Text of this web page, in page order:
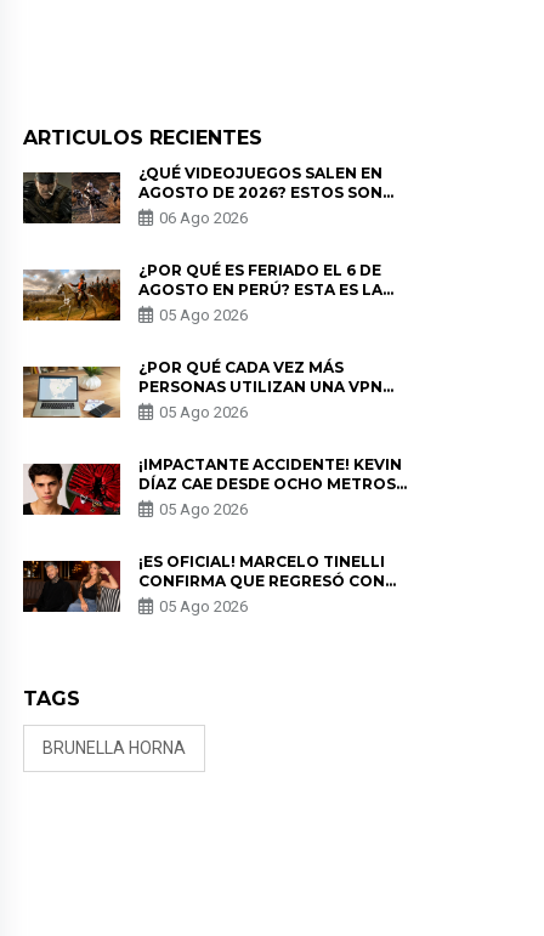
ARTICULOS RECIENTES
¿QUÉ VIDEOJUEGOS SALEN EN
AGOSTO DE 2026? ESTOS SON
LOS ESTRENOS MÁS ESPERADOS
06 Ago 2026
¿POR QUÉ ES FERIADO EL 6 DE
AGOSTO EN PERÚ? ESTA ES LA
HISTORIA
05 Ago 2026
¿POR QUÉ CADA VEZ MÁS
PERSONAS UTILIZAN UNA VPN
PARA PROTEGER SU
PRIVACIDAD?
05 Ago 2026
¡IMPACTANTE ACCIDENTE! KEVIN
DÍAZ CAE DESDE OCHO METROS
EN “ESTO ES GUERRA” Y GENERA
PREOCUPACIÓN
05 Ago 2026
¡ES OFICIAL! MARCELO TINELLI
CONFIRMA QUE REGRESÓ CON
MILETT FIGUEROA: “EL AMOR
PUDO MÁS”
05 Ago 2026
TAGS
BRUNELLA HORNA